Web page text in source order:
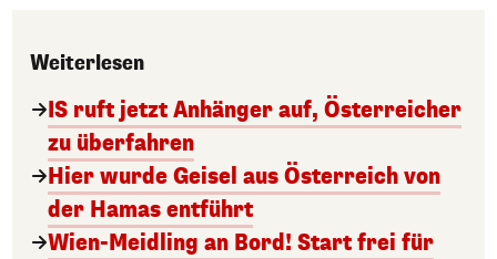
Weiterlesen
IS ruft jetzt Anhänger auf, Österreicher
zu überfahren
Hier wurde Geisel aus Österreich von
der Hamas entführt
Wien-Meidling an Bord! Start frei für